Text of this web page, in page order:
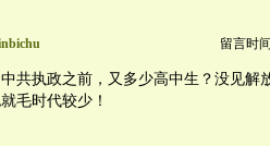
留言时
共执政之前，又多少高中生？没见解
毛时代较少！